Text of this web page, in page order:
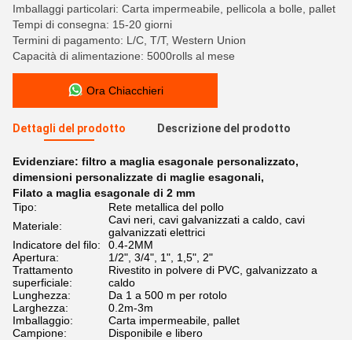
Imballaggi particolari: Carta impermeabile, pellicola a bolle, pallet
Tempi di consegna: 15-20 giorni
Termini di pagamento: L/C, T/T, Western Union
Capacità di alimentazione: 5000rolls al mese
Ora Chiacchieri
Dettagli del prodotto Descrizione del prodotto
Evidenziare: filtro a maglia esagonale personalizzato,
dimensioni personalizzate di maglie esagonali,
Filato a maglia esagonale di 2 mm
Tipo:
Rete metallica del pollo
Materiale:
Cavi neri, cavi galvanizzati a caldo, cavi
galvanizzati elettrici
Indicatore del filo:
0.4-2MM
Apertura:
1/2", 3/4", 1", 1,5", 2"
Trattamento
superficiale:
Rivestito in polvere di PVC, galvanizzato a
caldo
Lunghezza:
Da 1 a 500 m per rotolo
Larghezza:
0.2m-3m
Imballaggio:
Carta impermeabile, pallet
Campione:
Disponibile e libero